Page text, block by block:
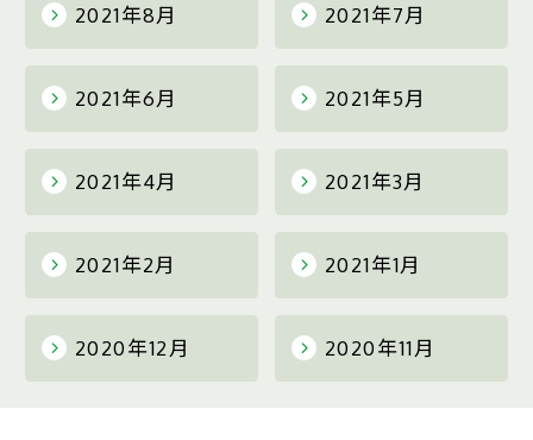
2021年8月 2021年7月
2021年6月 2021年5月
2021年4月 2021年3月
2021年2月 2021年1月
2020年12月 2020年11月